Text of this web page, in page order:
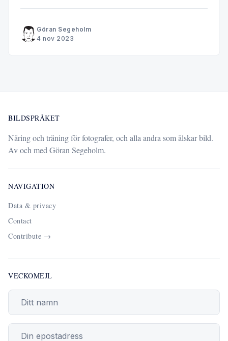
Göran Segeholm
4 nov 2023
BILDSPRÅKET
Näring och träning för fotografer, och alla andra som älskar bild.
Av och med Göran Segeholm.
NAVIGATION
Data & privacy
Contact
Contribute →
VECKOMEJL